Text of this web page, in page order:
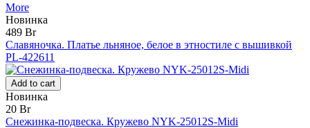
More
Новинка
489 Br
Славяночка. Платье льняное, белое в этностиле с вышивкой
PL-422611
Add to cart
Новинка
20 Br
Снежинка-подвеска. Кружево NYK-25012S-Midi